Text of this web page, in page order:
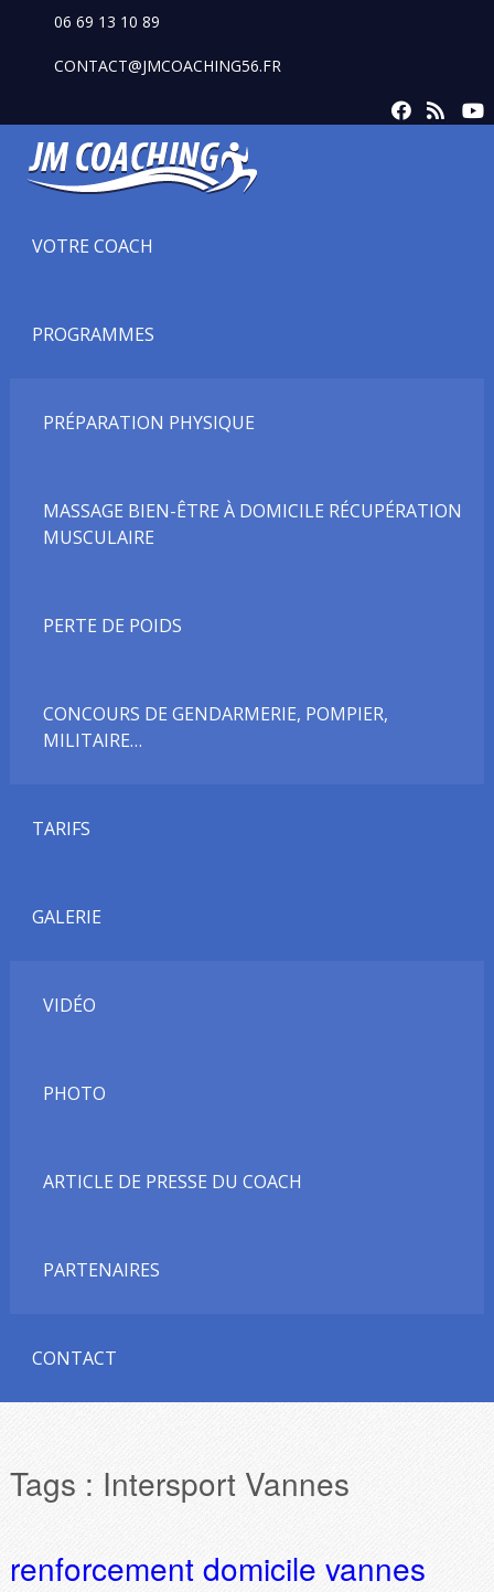
06 69 13 10 89
CONTACT@JMCOACHING56.FR
VOTRE COACH
PROGRAMMES
PRÉPARATION PHYSIQUE
MASSAGE BIEN-ÊTRE À DOMICILE RÉCUPÉRATION
MUSCULAIRE
PERTE DE POIDS
CONCOURS DE GENDARMERIE, POMPIER,
MILITAIRE…
TARIFS
GALERIE
VIDÉO
PHOTO
ARTICLE DE PRESSE DU COACH
PARTENAIRES
CONTACT
Tags : Intersport Vannes
renforcement domicile vannes